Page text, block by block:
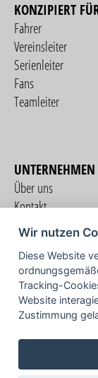
KONZIPIERT
Fahrer
Vereinsleiter
Serienleiter
Fans
Teamleiter
UNTERNEHMEN
Über uns
Kontakt
Impressum
Wir nutzen
Diese Website
Tracking-
Website
Zustimmung